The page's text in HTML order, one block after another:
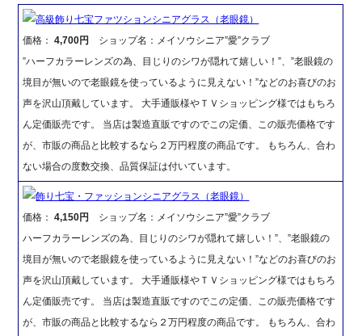
高級飾り七宝ファツションシニアグラス（老眼鏡）
価格：4,700円
ショップ名：メイソウシニア”愛”クラブ
”ハーフカラーレンズの為、目じりのシワが隠れて嬉しい！”、”老眼鏡の
境目が無いので老眼鏡を使っているように見えない！”などのお喜びのお
声を沢山頂戴しています。 大手通販様やＴＶショッピング様ではもちろ
ん定価販売です。 当店は製造直販ですのでこの定価、この販売価格です
が、市販の商品と比較するなら２万円程度の商品です。 もちろん、合わ
ない場合の度数交換、品質保証は付いています。
飾り七宝・ファッションシニアグラス（老眼鏡）
価格：4,150円
ショップ名：メイソウシニア”愛”クラブ
ハーフカラーレンズの為、目じりのシワが隠れて嬉しい！”、”老眼鏡の
境目が無いので老眼鏡を使っているように見えない！”などのお喜びのお
声を沢山頂戴しています。 大手通販様やＴＶショッピング様ではもちろ
ん定価販売です。 当店は製造直販ですのでこの定価、この販売価格です
が、市販の商品と比較するなら２万円程度の商品です。 もちろん、合わ